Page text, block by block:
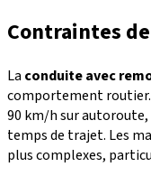
Contraintes
La conduite avec
comportement routier.
90 km/h sur
temps de trajet. Les
plus complexes,